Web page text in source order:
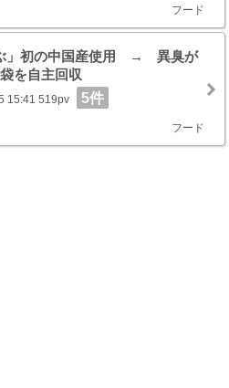
フード
」初の中国産使用 → 異臭が
を自主回収
15:41 519pv 5件
フード